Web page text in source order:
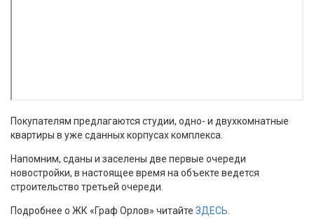
Покупателям предлагаются студии, одно- и двухкомнатные
квартиры в уже сданных корпусах комплекса.
Напомним, сданы и заселены две первые очереди
новостройки, в настоящее время на объекте ведется
строительство третьей очереди.
Подробнее о ЖК «Граф Орлов» читайте ЗДЕСЬ